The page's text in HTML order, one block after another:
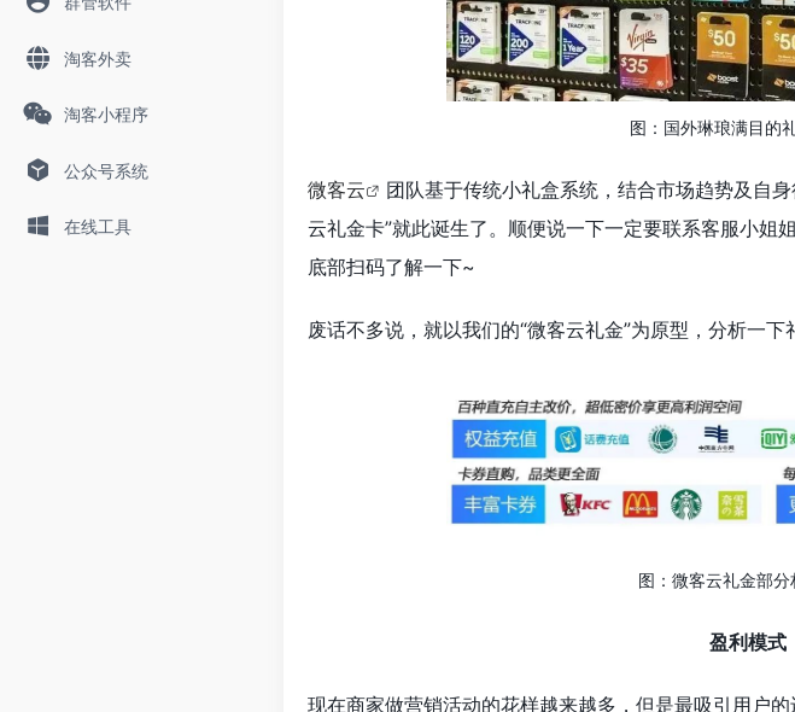
淘客外卖
淘客小程序
公众号系统
在线工具
图：国外琳琅满目的
微客云
团队基于传统小礼盒系统，结合市场趋势及自
云礼金卡”就此诞生了。顺便说一下一定要联系客服小姐
底部扫码了解一下~
废话不多说，就以我们的“微客云礼金”为原型，分析一下
图：微客云礼金部分
盈利模式
现在商家做营销活动的花样越来越多，但是最吸引用户